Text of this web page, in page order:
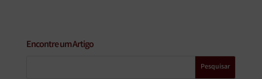
Encontre um Artigo